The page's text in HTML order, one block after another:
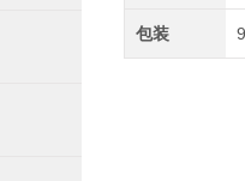
包装